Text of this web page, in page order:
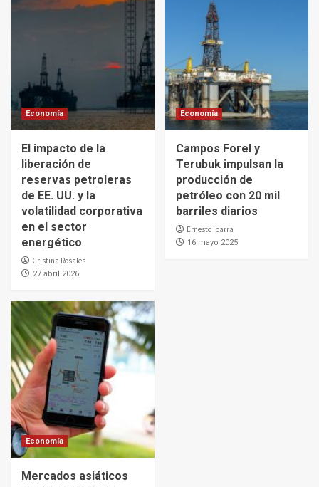
Economía
El impacto de la
liberación de
reservas petroleras
de EE. UU. y la
volatilidad corporativa
en el sector
energético
Cristina Rosales
27 abril 2026
Economía
Campos Forel y
Terubuk impulsan la
producción de
petróleo con 20 mil
barriles diarios
Ernesto Ibarra
16 mayo 2025
Economía
Mercados asiáticos